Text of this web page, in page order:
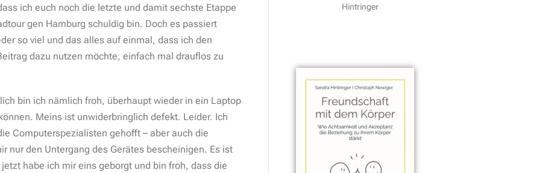
ich euch noch die letzte und damit sechste Etappe
gen Hamburg schuldig bin. Doch es passiert
so viel und das alles auf einmal, dass ich den
dazu nutzen möchte, einfach mal drauflos zu
bin ich nämlich froh, überhaupt wieder in ein Laptop
Meins ist unwiderbringlich defekt. Leider. Ich
Computerspezialisten gehofft – aber auch die
nur den Untergang des Gerätes bescheinigen. Es ist
habe ich mir eins geborgt und bin froh, dass die
Hintringer